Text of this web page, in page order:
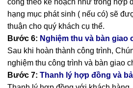
công theo kế hoạch như trong hợp
hạng mục phát sinh ( nếu có) sẽ
thuận cho quý khách cụ thể.
Bước 6: Nghiệm thu và bàn giao
Sau khi hoàn thành công trình,
nghiệm thu công trình và bàn giao
Bước 7: Thanh lý hợp đồng và